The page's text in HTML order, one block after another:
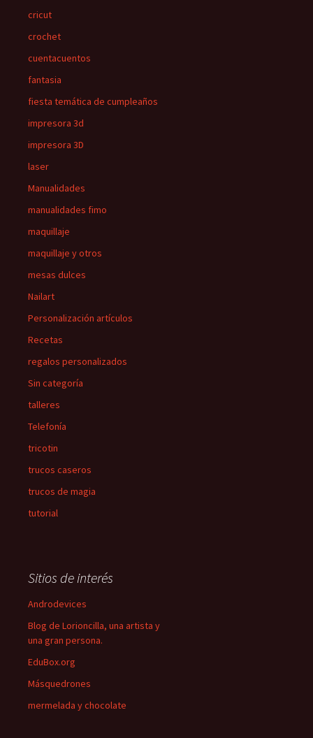
cricut
crochet
cuentacuentos
fantasia
fiesta temática de cumpleaños
impresora 3d
impresora 3D
laser
Manualidades
manualidades fimo
maquillaje
maquillaje y otros
mesas dulces
Nailart
Personalización artículos
Recetas
regalos personalizados
Sin categoría
talleres
Telefonía
tricotin
trucos caseros
trucos de magia
tutorial
Sitios de interés
Androdevices
Blog de Lorioncilla, una artista y
una gran persona.
EduBox.org
Másquedrones
mermelada y chocolate